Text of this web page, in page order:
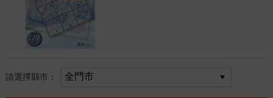
請選擇縣市：